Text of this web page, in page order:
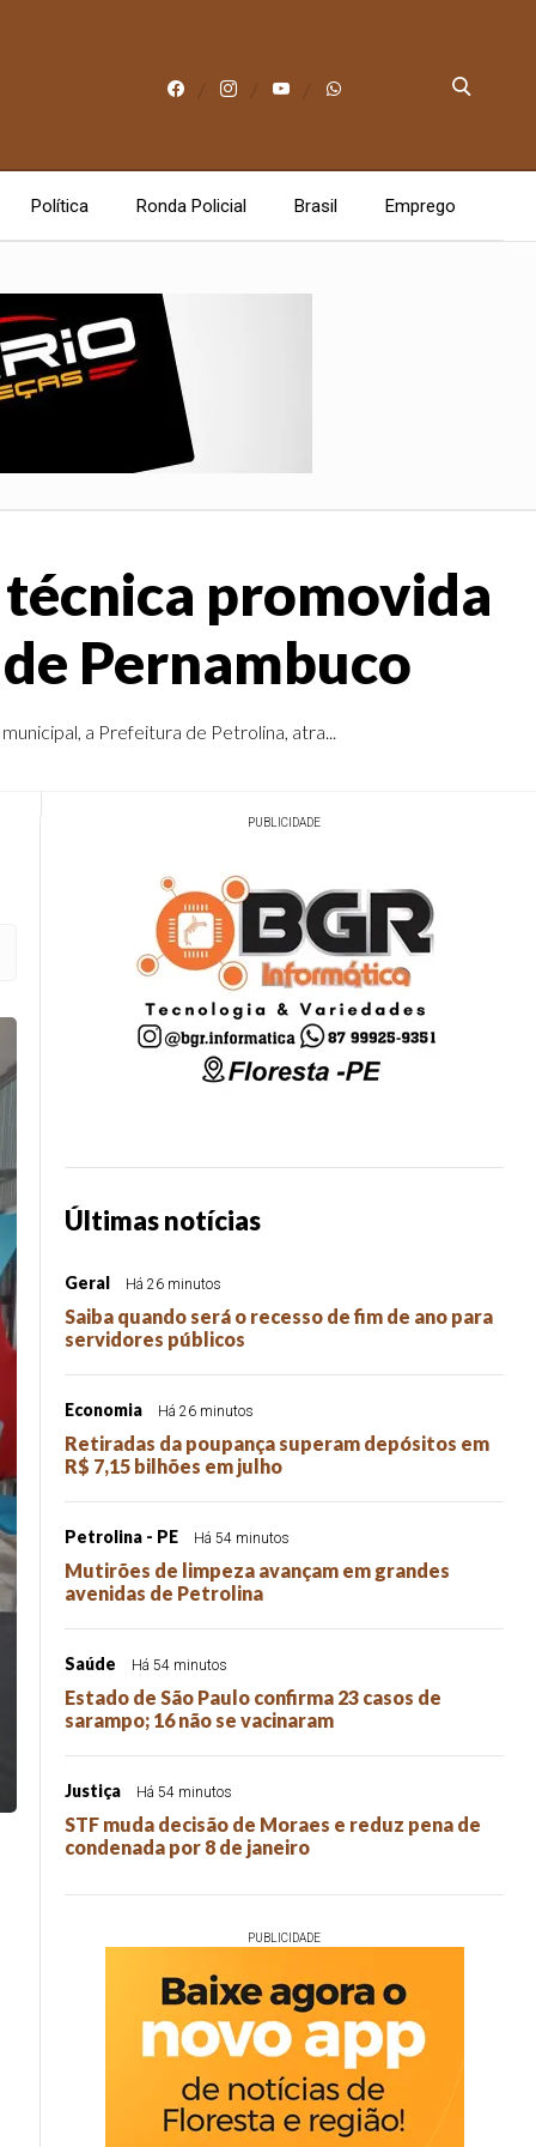
Política Ronda Policial Brasil Emprego
promovida
Pernambuco
a Prefeitura de Petrolina, atra...
PUBLICIDADE
Últimas notícias
Geral Há 26 minutos
Saiba quando será o recesso de fim de ano para
servidores públicos
Economia Há 26 minutos
Retiradas da poupança superam depósitos em
R$ 7,15 bilhões em julho
Petrolina - PE Há 54 minutos
Mutirões de limpeza avançam em grandes
avenidas de Petrolina
Saúde Há 54 minutos
Estado de São Paulo confirma 23 casos de
sarampo; 16 não se vacinaram
Justiça Há 54 minutos
STF muda decisão de Moraes e reduz pena de
condenada por 8 de janeiro
PUBLICIDADE